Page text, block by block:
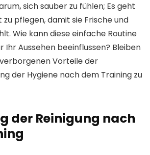
sich sauber zu fühlen; Es geht
zu pflegen, damit sie Frische und
Wie kann diese einfache Routine
Ihr Aussehen beeinflussen? Bleiben
Vorteile der
der Hygiene nach dem Training zu
der Reinigung nach